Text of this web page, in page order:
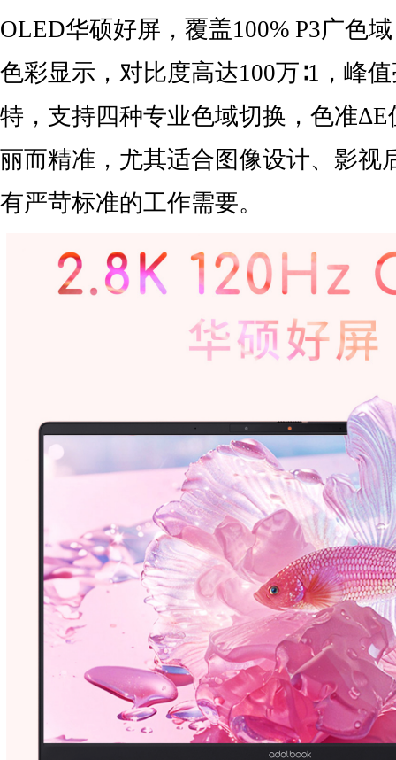
OLED华硕好屏，覆盖100% P3广色
色彩显示，对比度高达100万∶1，峰
特，支持四种专业色域切换，色准ΔE
丽而精准，尤其适合图像设计、影视
有严苛标准的工作需要。